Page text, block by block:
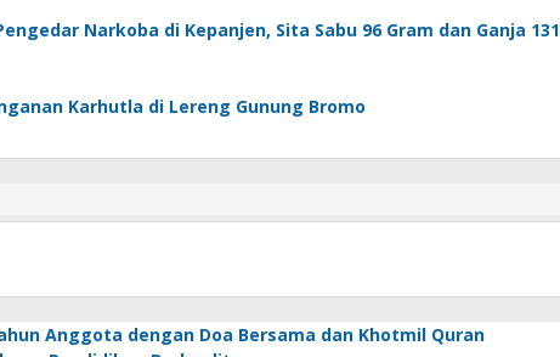
Narkoba di Kepanjen, Sita Sabu 96 Gram dan Ganja 131
Karhutla di Lereng Gunung Bromo
Anggota dengan Doa Bersama dan Khotmil Quran